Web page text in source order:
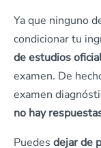
Ya que ninguno
condicionar tu
de estudios
examen. De
examen
no hay
Puedes dejar de